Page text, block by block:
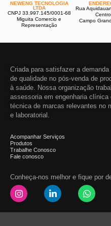
NEWENG TECNOLOGIA
LTDA
CNPJ 33.997.145/0001-68
Miguita Comercio e
Representação
Rua
Centro
Campo
Criada para satisfazer a
de qualidade no pós-venda de
à saúde. Nossa organização
assessoria em engenharia clínica
técnica de marcas relevantes no
e laboratorial.
Acompanhar Serviços
Produtos
Trabalhe Conosco
Fale conosco
Conheça-nos melhor e fique por